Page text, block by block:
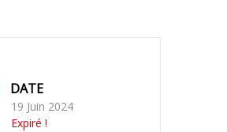
DATE
19 Juin 2024
Expiré !